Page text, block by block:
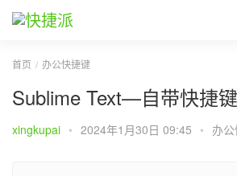
首页 办公快捷键
Sublime Text—自带快捷
xingkupai • 2024年1月30日 09:45 • 办